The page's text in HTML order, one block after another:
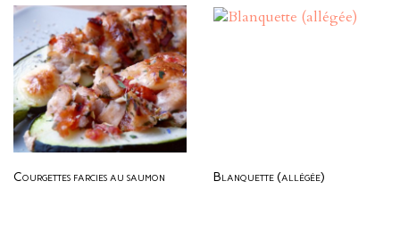
Courgettes farcies au saumon Blanquette (allégée)